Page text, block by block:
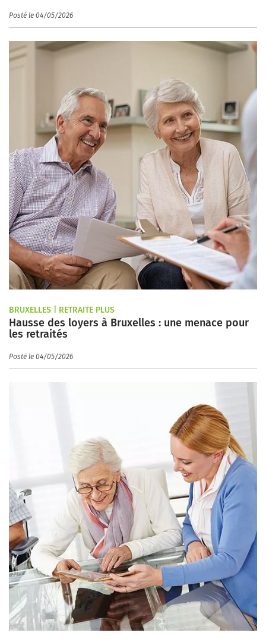
Posté le 04/05/2026
BRUXELLES | RETRAITE PLUS
Hausse des loyers à Bruxelles : une menace pour
les retraités
Posté le 04/05/2026